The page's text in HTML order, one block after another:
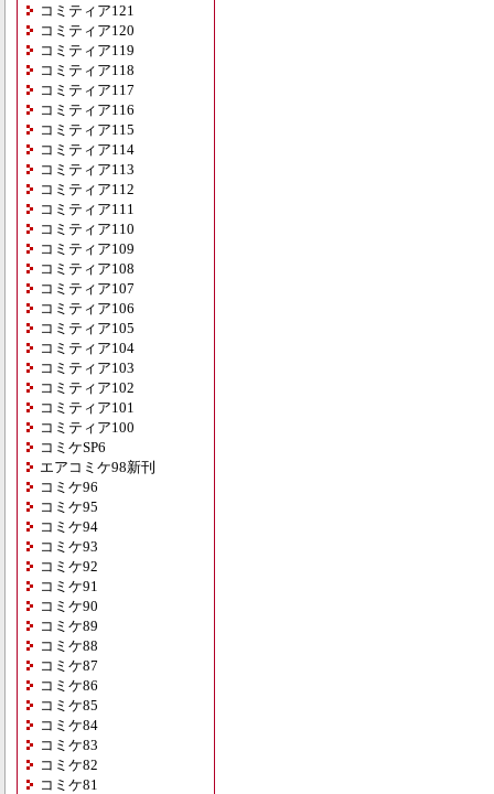
コミティア121
コミティア120
コミティア119
コミティア118
コミティア117
コミティア116
コミティア115
コミティア114
コミティア113
コミティア112
コミティア111
コミティア110
コミティア109
コミティア108
コミティア107
コミティア106
コミティア105
コミティア104
コミティア103
コミティア102
コミティア101
コミティア100
コミケSP6
エアコミケ98新刊
コミケ96
コミケ95
コミケ94
コミケ93
コミケ92
コミケ91
コミケ90
コミケ89
コミケ88
コミケ87
コミケ86
コミケ85
コミケ84
コミケ83
コミケ82
コミケ81